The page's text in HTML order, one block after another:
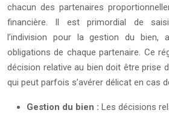
chacun des partenaires
financière. Il est primordial de
l’indivision pour la gestion du
obligations de chaque partenaire. Ce
décision relative au bien doit être prise
qui peut parfois s’avérer délicat en cas
Gestion du bien : Les décisions